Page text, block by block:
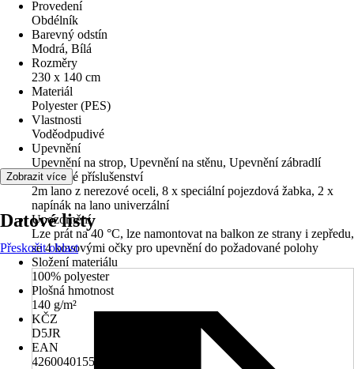
Provedení
Obdélník
Barevný odstín
Modrá, Bílá
Rozměry
230 x 140 cm
Materiál
Polyester (PES)
Vlastnosti
Voděodpudivé
Upevnění
Upevnění na strop, Upevnění na stěnu, Upevnění zábradlí
Přiložené příslušenství
2m lano z nerezové oceli, 8 x speciální pojezdová žabka, 2 x
napínák na lano univerzální
Upozornění
Lze prát na 40 °C, lze namontovat na balkon ze strany i zepředu,
se 4 kovovými očky pro upevnění do požadované polohy
Složení materiálu
100% polyester
Plošná hmotnost
140 g/m²
KČZ
D5JR
EAN
4260040155139
Zobrazit více
Datové listy
Přeskočit oblast